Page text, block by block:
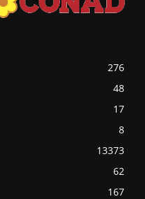
276
48
17
8
13373
62
167